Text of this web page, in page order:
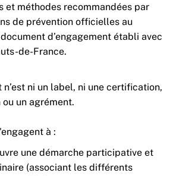
et méthodes recommandées par
de prévention officielles au
d’engagement établi avec
de-France.
ni un label, ni une certification,
un agrément.
à :
une démarche participative et
(associant les différents